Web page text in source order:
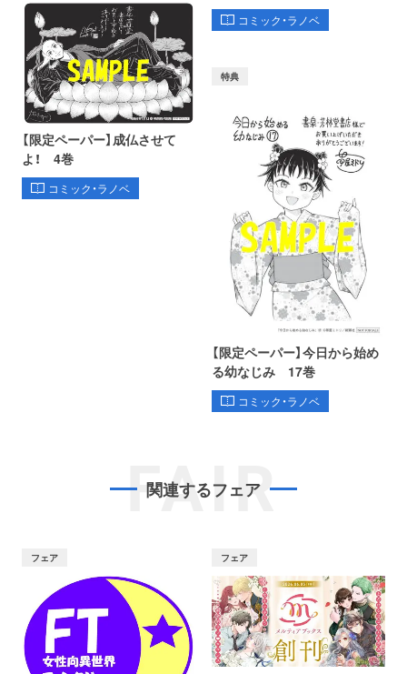
コミック・ラノベ
【限定ペーパー】成仏させて
よ！ 4巻
コミック・ラノベ
特典
【限定ペーパー】今日から始め
る幼なじみ 17巻
コミック・ラノベ
FAIR
関連するフェア
フェア フェア